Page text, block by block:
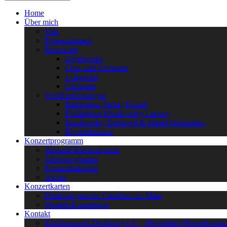
Home
Über mich
Vita
Pressestimmen
Repertoire
Orgelwerke
Chor und Orchester
a-cappella
Orchester
Veröffentlichungen
Bärenreiter-Verlag Kassel
Pfefferkorn Musikverlag Leipzig
Musikverlag Breitkopf & Härtel Wiesbaden
Eigeneditionen
Konzertprogramm
Aktuelle Kirchenmusik
Jahresprogramm
Konzertkalender
Archiv
Konzertkarten
Dreikönigskirche Frankfurt am Main
Weitere Konzertorte
Kontakt
Kirchenmusik Dreikönig e.V. | Newsletter |